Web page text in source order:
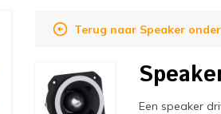
Terug naar Speaker
Een speaker